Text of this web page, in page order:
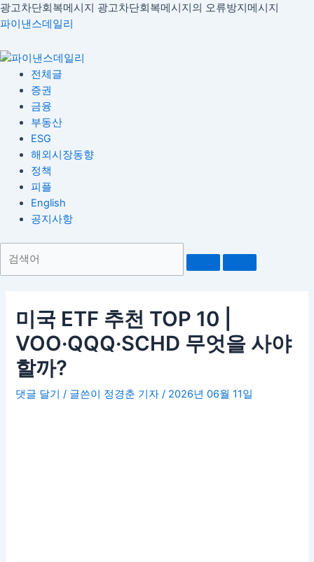
광고차단회복메시지 광고차단회복메시지의 오류방지메시지
파이낸스데일리
Menu
전체글
증권
금융
부동산
ESG
해외시장동향
정책
피플
English
공지사항
미국 ETF 추천 TOP 10 |
VOO·QQQ·SCHD 무엇을 사야
할까?
댓글 달기 / 글쓴이 정경춘 기자 / 2026년 06월 11일
글
비
게
이
션